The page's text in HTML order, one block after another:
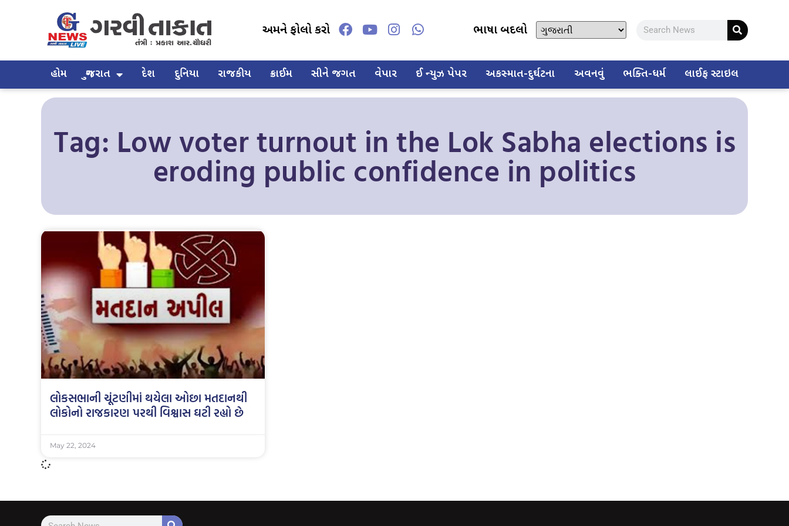
અમને ફોલો કરો ભાષા બદલો
હોમ ગુજરાત દેશ દુનિયા રાજકીય ક્રાઈમ સીને જગત વેપાર ઈ ન્યુઝ પેપર અકસ્માત-દુર્ઘટના અવનવું ભક્તિ-ધર્મ લાઈફ સ્ટાઇલ
Tag: Low voter turnout in the Lok Sabha elections is
eroding public confidence in politics
લોકસભાની ચૂંટણીમાં થયેલા ઓછા મતદાનથી
લોકોનો રાજકારણ પરથી વિશ્વાસ ઘટી રહ્યો છે
May 22, 2024